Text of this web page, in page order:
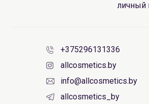
личный
+375296131336
allcosmetics.by
info@allcosmetics.by
allcosmetics_by